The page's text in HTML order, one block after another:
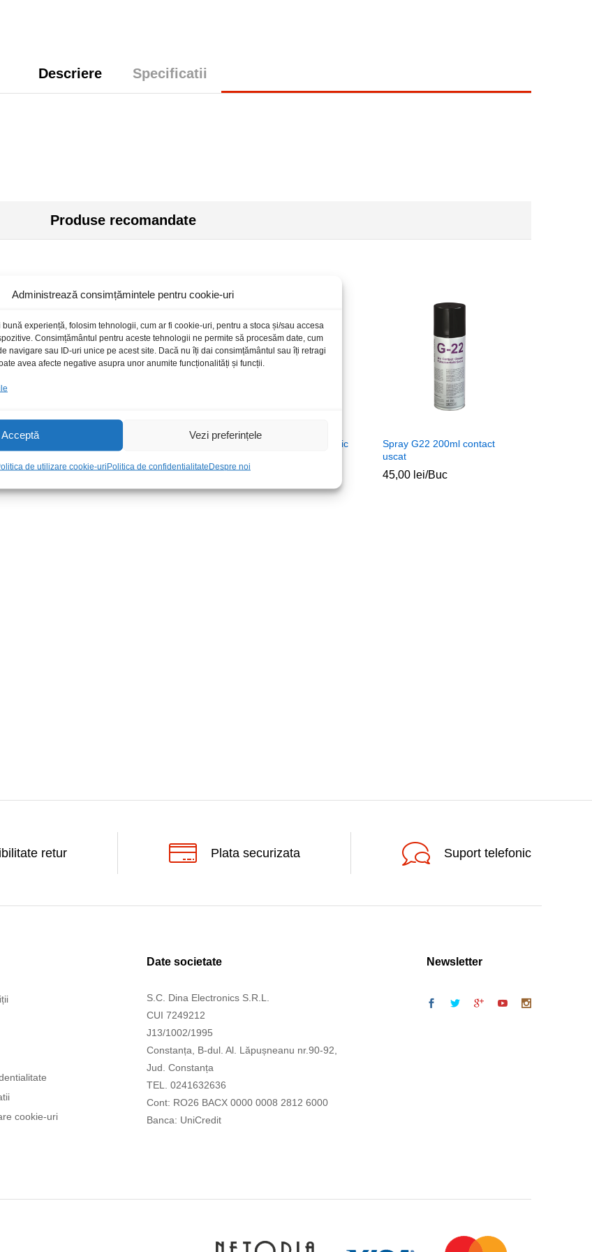
Administrează consimțămintele pentru cookie-uri
bună experiență, folosim tehnologii, cum ar fi cookie-uri, pentru a stoca și/sau accesa
Consimțământul pentru aceste tehnologii ne permite să procesăm date, cum
navigare sau ID-uri unice pe acest site. Dacă nu îți dai consimțământul sau îți retragi
avea afecte negative asupra unor anumite funcționalități și funcții.
Acceptă Vezi preferințele
de utilizare cookie-uriPolitica de confidentialitateDespre noi
Descriere Specificatii
Produse recomandate
48,00lei/Buc
Spray M-33 200ml ulei tehnic
26,00
Spray G22 200ml contact
uscat
45,00 lei/Buc
retur Plata securizata Suport telefonic
cookie-uri
Date societate
S.C. Dina Electronics S.R.L.
CUI 7249212
J13/1002/1995
Constanța, B-dul. Al. Lăpușneanu nr.90-92,
Jud. Constanța
TEL. 0241632636
Cont: RO26 BACX 0000 0008 2812 6000
Banca: UniCredit
Newsletter